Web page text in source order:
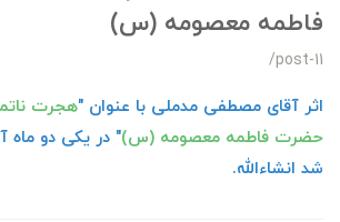
فاطمه معصومه (س)
/post-11
اثر آقای مصطفی مدملی با عنوان "هجرت
حضرت فاطمه معصومه (س)" در یکی دو ماه
شد انشاءالله.